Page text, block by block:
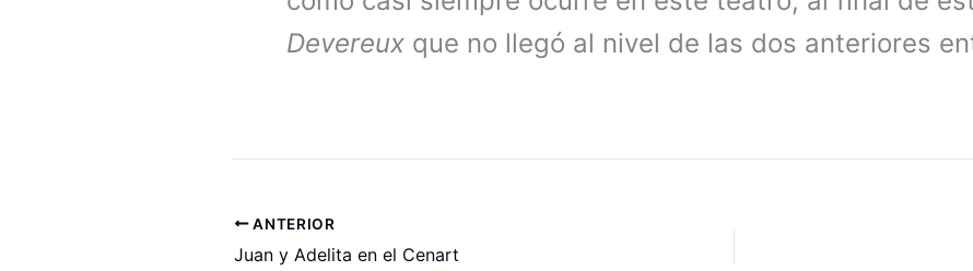
Devereux que no llegó al nivel de las dos anteriores
ANTERIOR
Juan y Adelita en el Cenart